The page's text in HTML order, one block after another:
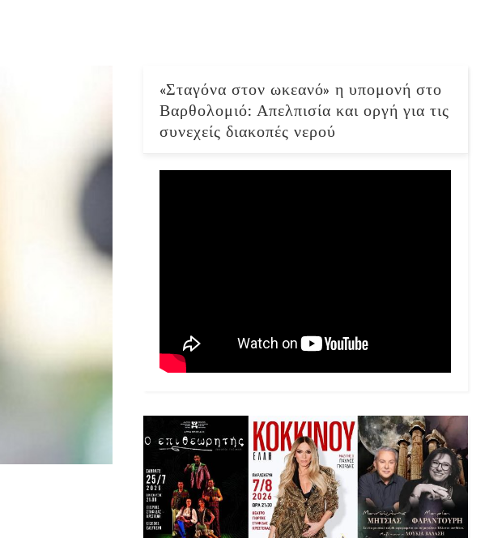
«Σταγόνα στον ωκεανό» η υπομονή στο
Βαρθολομιό: Απελπισία και οργή για τις
συνεχείς διακοπές νερού